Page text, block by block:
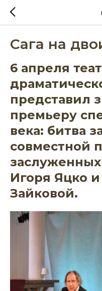
Сага на
6 апреля
представил
премьеру
века: битва
совместной
Игоря Яцко
Зайковой.